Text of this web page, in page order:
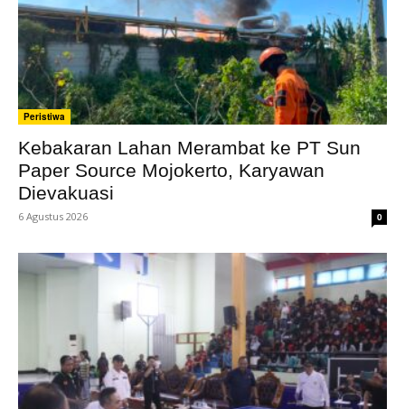
Peristiwa
Kebakaran Lahan Merambat ke PT Sun
Paper Source Mojokerto, Karyawan
Dievakuasi
6 Agustus 2026 0